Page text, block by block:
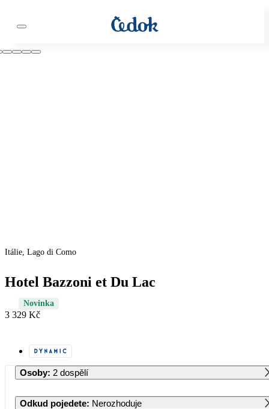
Itálie, Lago di Como
Hotel Bazzoni et Du Lac
Novinka
3 329 Kč
Osoby: 2 dospělí
Odkud pojedete: Nerozhoduje